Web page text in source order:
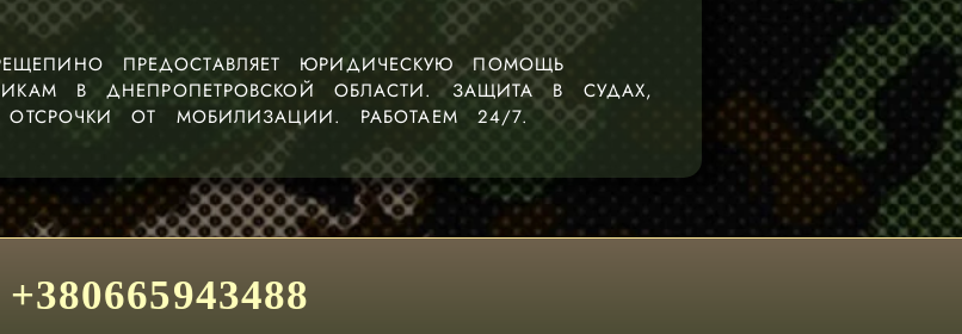
ПРЕДОСТАВЛЯЕТ ЮРИДИЧЕСКУЮ ПОМОЩЬ
В ДНЕПРОПЕТРОВСКОЙ ОБЛАСТИ. ЗАЩИТА В СУДАХ,
ОТ МОБИЛИЗАЦИИ. РАБОТАЕМ 24/7.
+380665943488